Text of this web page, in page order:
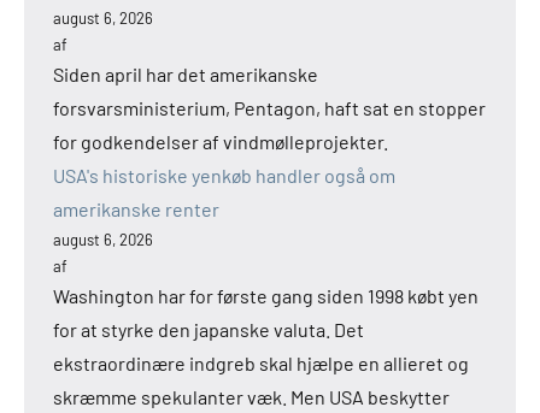
august 6, 2026
af
Siden april har det amerikanske
forsvarsministerium, Pentagon, haft sat en stopper
for godkendelser af vindmølleprojekter.
USA's historiske yenkøb handler også om
amerikanske renter
august 6, 2026
af
Washington har for første gang siden 1998 købt yen
for at styrke den japanske valuta. Det
ekstraordinære indgreb skal hjælpe en allieret og
skræmme spekulanter væk. Men USA beskytter